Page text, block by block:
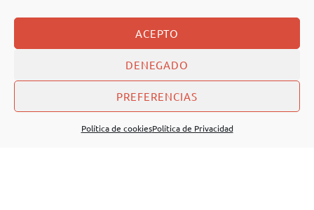
ACEPTO
DENEGADO
PREFERENCIAS
Política de cookiesPolítica de Privacidad